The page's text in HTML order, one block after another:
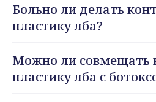
Больно ли делать
пластику лба?
Можно ли совмещать
пластику лба с